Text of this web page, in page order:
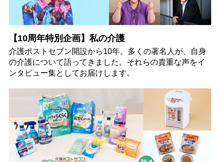
【10周年特別企画】私の介護
介護ポストセブン開設から10年。多くの著名人が、自身
の介護について語ってきました。それらの貴重な声をイ
ンタビュー集としてお届けします。